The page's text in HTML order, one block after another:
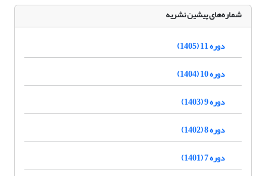
شماره‌های پیشین نشریه
دوره 11 (1405)
دوره 10 (1404)
دوره 9 (1403)
دوره 8 (1402)
دوره 7 (1401)